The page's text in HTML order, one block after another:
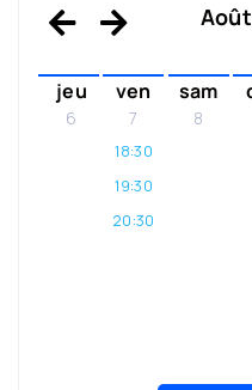
jeu
6
ven
7
sam
8
18:30
19:30
20:30